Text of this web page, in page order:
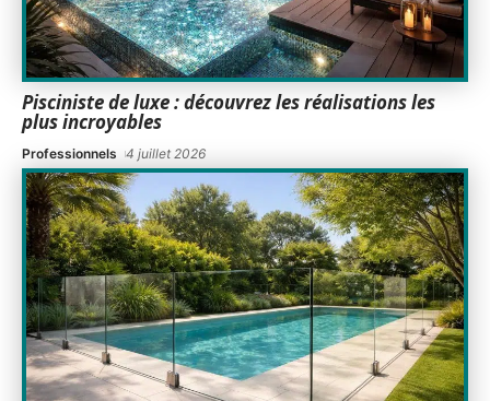
Pisciniste de luxe : découvrez les réalisations les
plus incroyables
Professionnels 4 juillet 2026